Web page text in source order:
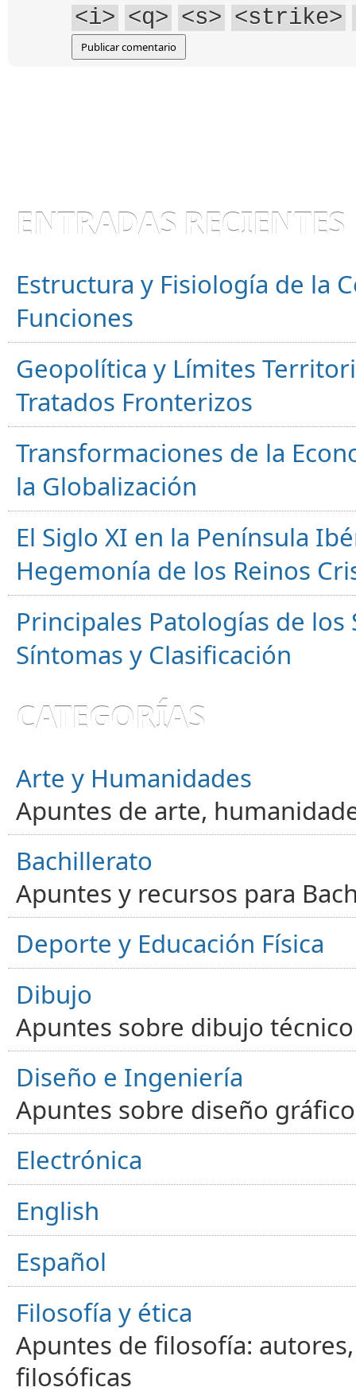
<i> <q> <s> <strike>
ENTRADAS RECIENTES
Estructura y Fisiología de la
Funciones
Geopolítica y Límites
Tratados Fronterizos
Transformaciones de la
la Globalización
El Siglo XI en la Península
Hegemonía de los Reinos
Principales Patologías de
Síntomas y Clasificación
CATEGORÍAS
Arte y Humanidades
Apuntes de arte,
Bachillerato
Apuntes y recursos para
Deporte y Educación Física
Dibujo
Apuntes sobre dibujo
Diseño e Ingeniería
Apuntes sobre diseño
Electrónica
English
Español
Filosofía y ética
Apuntes de filosofía:
filosóficas